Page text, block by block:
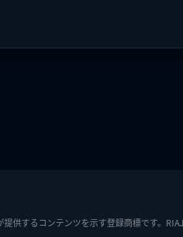
供するコンテンツを示す登録商標です。